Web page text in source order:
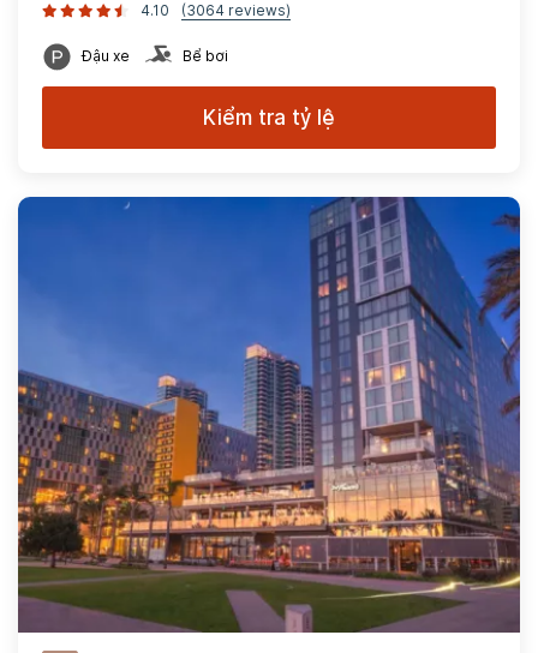
4.10
(3064 reviews)
Đậu xe Bể bơi
Kiểm tra tỷ lệ